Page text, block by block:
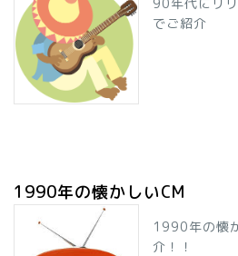
でご紹介
1990年の懐かしいCM
1990年の懐
介！！